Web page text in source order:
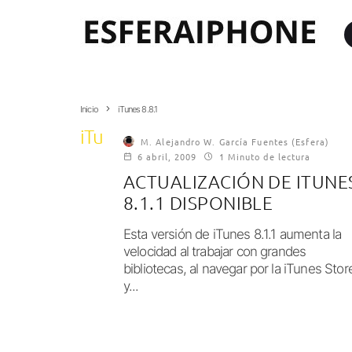
Inicio iTunes 8.8.1
iTunes 8.8.1M. Alejandro W. García Fuentes (Esfera)
6 abril, 2009
1 Minuto de lectura
ACTUALIZACIÓN DE
8.1.1 DISPONIBLE
Esta versión de iTunes 8.1.1 aumenta la
velocidad al trabajar con grandes
bibliotecas, al navegar por la iTunes
y...